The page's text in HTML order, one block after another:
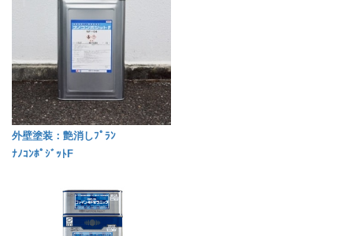
外壁塗装：艶消しﾌﾟﾗﾝ
ﾅﾉｺﾝﾎﾟｼﾞｯﾄF